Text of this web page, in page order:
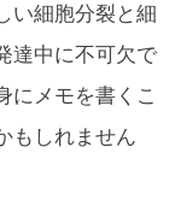
い細胞分裂と細
達中に不可欠で
にメモを書くこ
もしれません